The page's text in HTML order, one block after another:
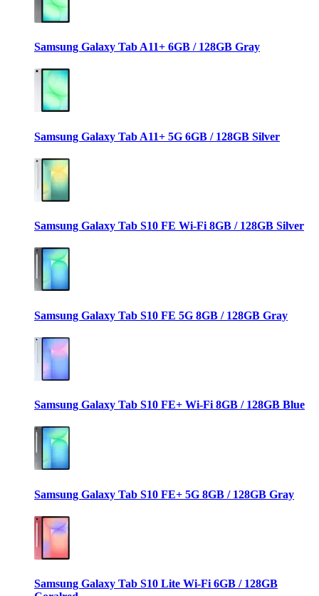
Samsung Galaxy Tab A11+ 6GB / 128GB Gray
Samsung Galaxy Tab A11+ 5G 6GB / 128GB Silver
Samsung Galaxy Tab S10 FE Wi-Fi 8GB / 128GB Silver
Samsung Galaxy Tab S10 FE 5G 8GB / 128GB Gray
Samsung Galaxy Tab S10 FE+ Wi-Fi 8GB / 128GB Blue
Samsung Galaxy Tab S10 FE+ 5G 8GB / 128GB Gray
Samsung Galaxy Tab S10 Lite Wi-Fi 6GB / 128GB